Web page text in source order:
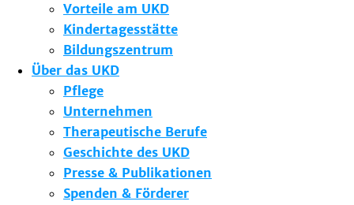
Vorteile am UKD
Kindertagesstätte
Bildungszentrum
Über das UKD
Pflege
Unternehmen
Therapeutische Berufe
Geschichte des UKD
Presse & Publikationen
Spenden & Förderer